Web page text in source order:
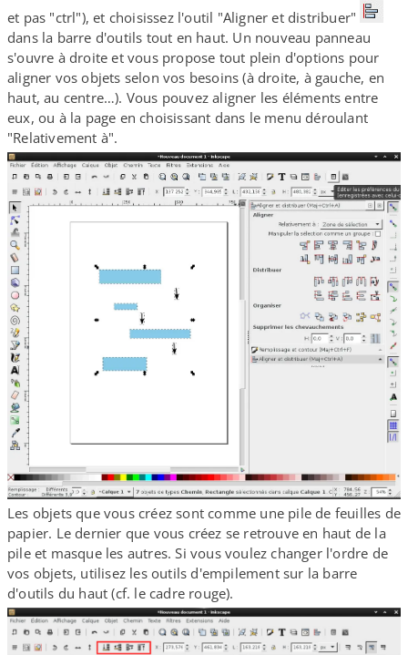
et pas "ctrl"), et choisissez l'outil "Aligner et distribuer"
dans la barre d'outils tout en haut. Un nouveau panneau
s'ouvre à droite et vous propose tout plein d'options pour
aligner vos objets selon vos besoins (à droite, à gauche, en
haut, au centre…). Vous pouvez aligner les éléments entre
eux, ou à la page en choisissant dans le menu déroulant
"Relativement à".
Les objets que vous créez sont comme une pile de feuilles de
papier. Le dernier que vous créez se retrouve en haut de la
pile et masque les autres. Si vous voulez changer l'ordre de
vos objets, utilisez les outils d'empilement sur la barre
d'outils du haut (cf. le cadre rouge).